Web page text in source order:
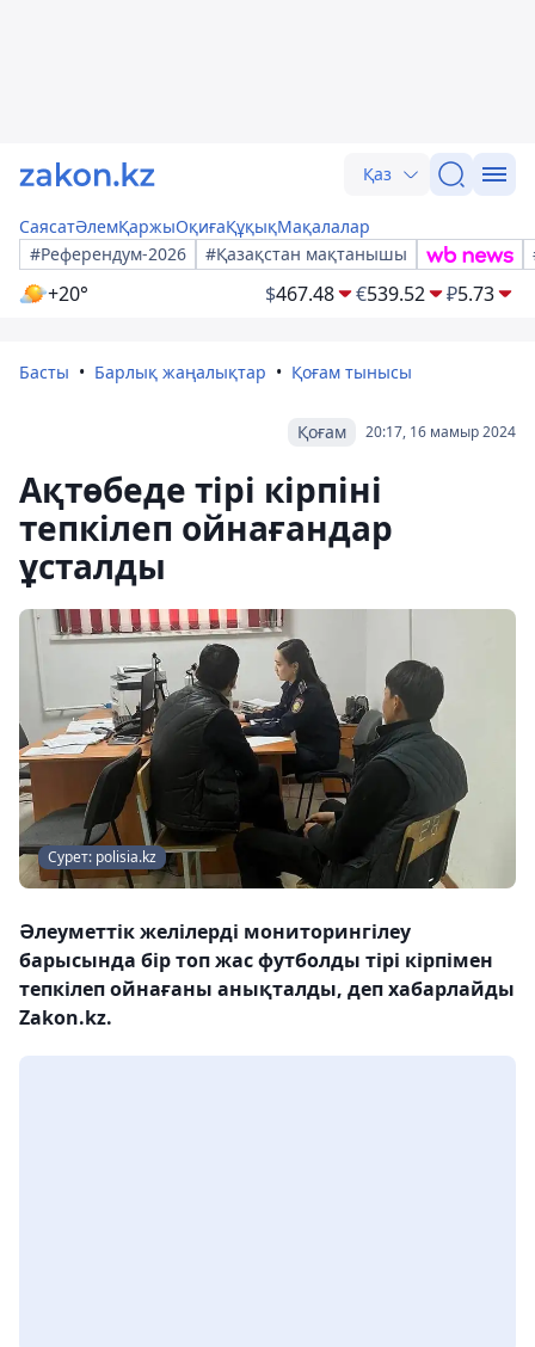
Қаз
СаясатӘлемҚаржыОқиғаҚұқықМақалалар
#Референдум-2026
#Қазақстан мақтанышы
+20° $467.48 €539.52 ₽5.73
Басты Барлық жаңалықтар Қоғам тынысы
20:17, 16 мамыр 2024
Қоғам
Ақтөбеде тірі кірпіні
тепкілеп ойнағандар
ұсталды
Сурет: polisia.kz
Әлеуметтік желілерді мониторингілеу
барысында бір топ жас футболды тірі кірпімен
тепкілеп ойнағаны анықталды, деп хабарлайды
Zakon.kz.